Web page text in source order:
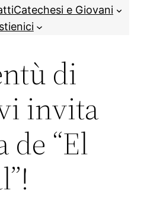
Catechesi e Giovani
di
invita
de “El